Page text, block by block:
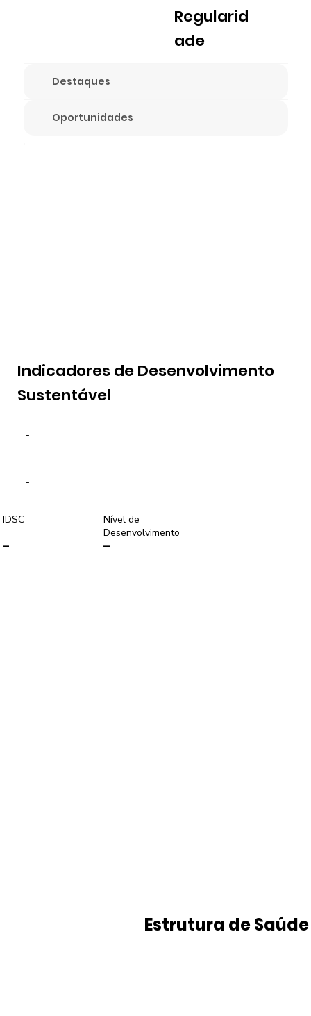
Regularid
ade
Destaques
Oportunidades
Indicadores de Desenvolvimento
Sustentável
-
-
-
IDSC
Nível de
Desenvolvimento
-
-
-
-
Estrutura de Saúde